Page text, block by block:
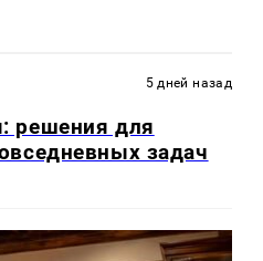
5 дней назад
решения для
задач